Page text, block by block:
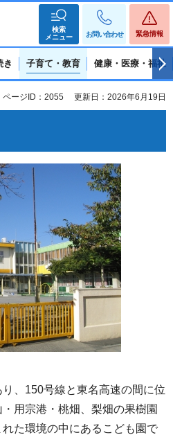
検索
メニュー
お問い合わせ 緊急情報
き 子育て・教育 健康・医療・福祉
ページID：2055 更新日：2026年6月19日
、150号線と東名高速の間に位
用宗港・桃畑、梨畑の果樹園
た環境の中にあるこども園で